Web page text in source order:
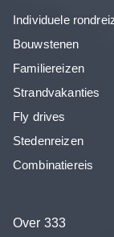
Individuele
Bouwstenen
Familiereizen
Strandvakanties
Fly drives
Stedenreizen
Combinatiereis
Over 333